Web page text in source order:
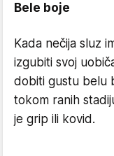
Bele boje
Kada nečija sluz
izgubiti svoj
dobiti gustu belu
tokom ranih
je grip ili kovid.